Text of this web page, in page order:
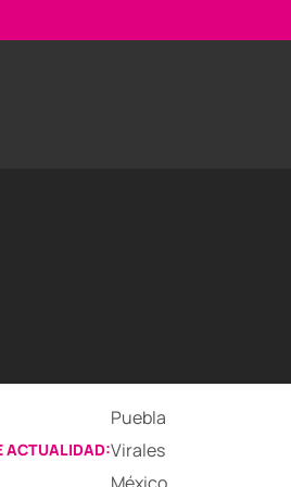
ACTUALIDAD:
Puebla
Virales
México